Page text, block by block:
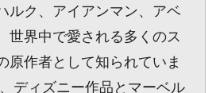
ルク、アイアンマン、アベ
世界中で愛される多くのス
原作者として知られていま
ディズニー作品とマーベル